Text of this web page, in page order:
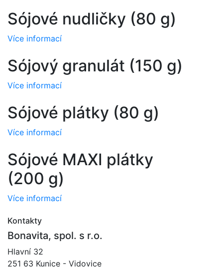
Sójové nudličky (80 g)
Více informací
Sójový granulát (150 g)
Více informací
Sójové plátky (80 g)
Více informací
Sójové MAXI plátky
(200 g)
Více informací
Kontakty
Bonavita, spol. s r.o.
Hlavní 32
251 63 Kunice - Vidovice